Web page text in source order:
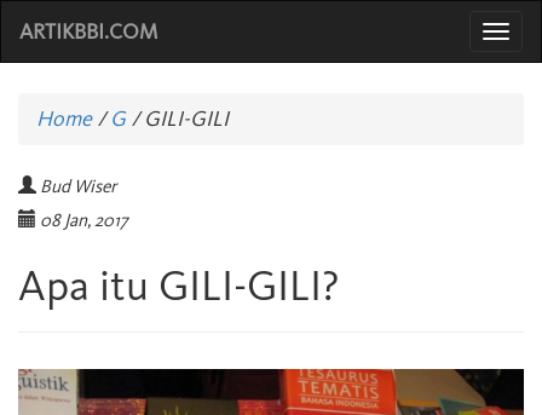
ARTIKBBI.COM
Home/G /GILI-GILI
Bud Wiser
08 Jan, 2017
Apa itu GILI-GILI?